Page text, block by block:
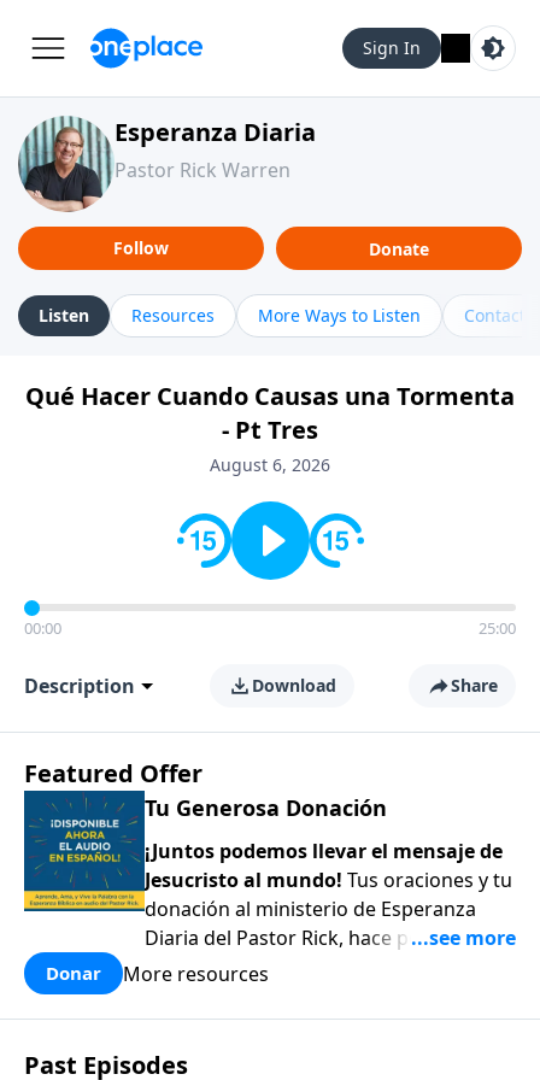
Sign In
Esperanza Diaria
Pastor Rick Warren
Follow Donate
Listen Resources More Ways to Listen Contact
Qué Hacer Cuando Causas una Tormenta
- Pt Tres
August 6, 2026
00:00 25:00
Description Download Share
Featured Offer
Tu Generosa Donación
¡Juntos podemos llevar el mensaje de
Jesucristo al mundo! Tus oraciones y tu
donación al ministerio de Esperanza
Diaria del Pastor Rick, hace posible
compartir el amor y la esperanza de
perdidos y desesperados alrededor del
mundo. ¡Gracias por tu generoso
Donar More resources
Past Episodes